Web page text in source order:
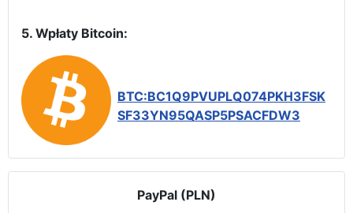
5. Wpłaty Bitcoin:
BTC:BC1Q9PVUPLQ074PKH3FSK
SF33YN95QASP5PSACFDW3
PayPal (PLN)